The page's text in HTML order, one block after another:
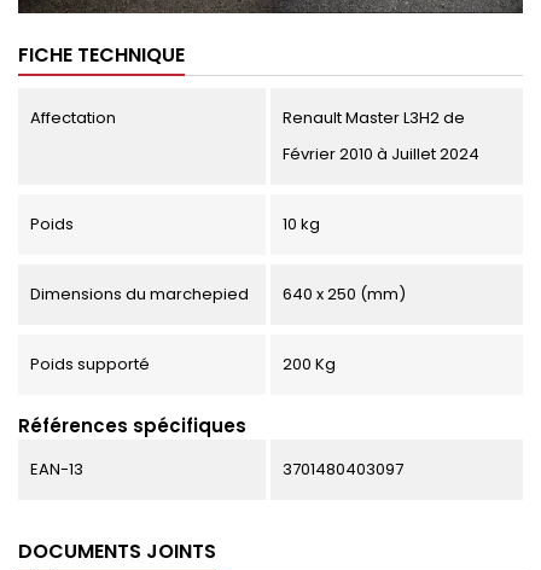
FICHE TECHNIQUE
Affectation
Renault Master L3H2 de
Février 2010 à Juillet 2024
Poids 10 kg
Dimensions du marchepied 640 x 250 (mm)
Poids supporté 200 Kg
Références spécifiques
EAN-13 3701480403097
DOCUMENTS JOINTS